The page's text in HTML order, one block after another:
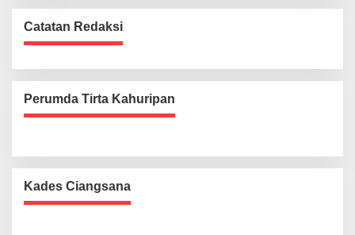
Catatan Redaksi
Perumda Tirta Kahuripan
Kades Ciangsana